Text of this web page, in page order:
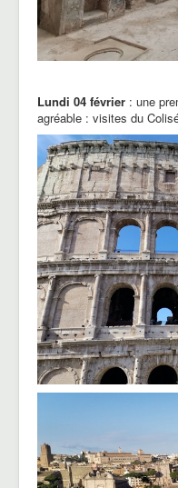
Lundi 04 février : une
agréable : visites du